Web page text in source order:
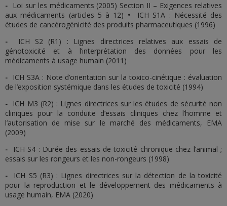
-
Loi sur les médicaments (2005) Section II – Exigences relatives
aux médicaments (articles 5 à 12) •
ICH S1A : Nécessité des
études de cancérogénicité des produits pharmaceutiques (1996)
-
ICH S2 (R1) : Lignes directrices relatives aux essais de
génotoxicité et à l’interprétation des données pour les
médicaments à usage humain (2011)
-
ICH S3A : Note d’orientation sur la toxico-cinétique : évaluation
de l’exposition systémique dans les études de toxicité (1994)
- ICH M3 (R2) : Lignes directrices sur les études de sécurité non
cliniques pour la conduite d’essais cliniques chez l’homme et
l’autorisation de mise sur le marché des médicaments, EMA
(2009)
-
ICH S4 : Durée des essais de toxicité chronique chez l’animal ;
essais sur les rongeurs et les non-rongeurs (1998)
- ICH S5 (R3) : Lignes directrices sur la détection de la toxicité
pour la reproduction et le développement des médicaments à
usage humain, EMA (2020)